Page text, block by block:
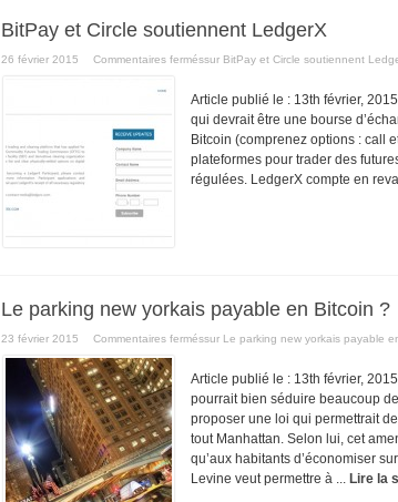
BitPay et Circle soutiennent LedgerX
26 février 2015 Commentaires ferméssur BitPay et Circle soutiennent
Article publié le : 13th février,
qui devrait être une bourse
Bitcoin (comprenez options : call
plateformes pour trader des
régulées. LedgerX compte en
Le parking new yorkais payable en Bitcoin ?
23 février 2015 Commentaires ferméssur Le parking new yorkais payable
Article publié le : 13th février,
pourrait bien séduire beaucoup
proposer une loi qui permettrait
tout Manhattan. Selon lui, cet
qu’aux habitants d’économiser
Levine veut permettre à ... Lire la